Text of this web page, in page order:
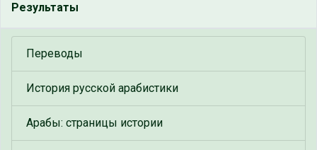
Результаты
Переводы
История русской арабистики
Арабы: страницы истории